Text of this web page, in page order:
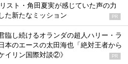
スト・角田夏実が感じていた声の力
た新たなミッション
PR
臨し続けるオランダの超人ハリー・ラ
本のエースの太田海也「絶対王者から
イリン国際対談②》
PR